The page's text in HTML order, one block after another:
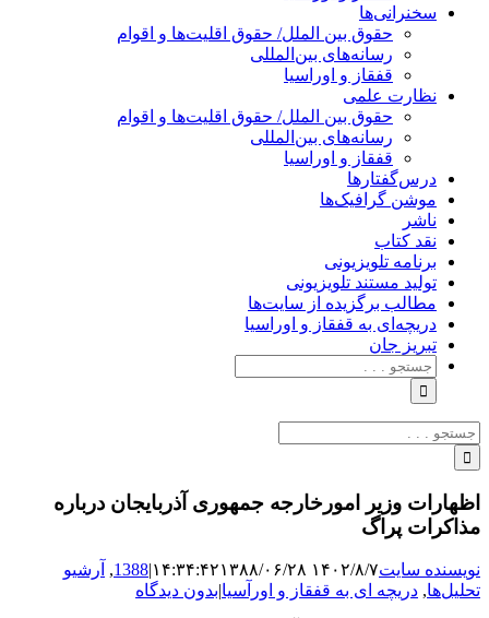
سخنرانی‌ها
حقوق بین الملل/ حقوق اقلیت‌ها و اقوام
رسانه‌های بین‌المللی
قفقاز و اوراسیا
نظارت علمی
حقوق بین الملل/ حقوق اقلیت‌ها و اقوام
رسانه‌های بین‌المللی
قفقاز و اوراسیا
درس‌گفتارها
موشن گرافیک‌ها
ناشر
نقد کتاب
برنامه‌ تلویزیونی
تولید مستند تلویزیونی
مطالب برگزیده از سایت‌ها
دریچه‌ای به قفقاز و اوراسیا
تبریزِ جان
جستجو
برای:
جستجو
برای:
اظهارات وزیر امورخارجه جمهوری آذربایجان درباره
مذاکرات پراگ
نویسنده سایت۱۴۰۲/۸/۷ ۱۴:۳۴:۴۲ ۱۳۸۸/۰۶/۲۸ |
1388
, آرشیو
تحلیل‌ها, دریچه ای به قفقاز و اورآسیا|بدون دیدگاه